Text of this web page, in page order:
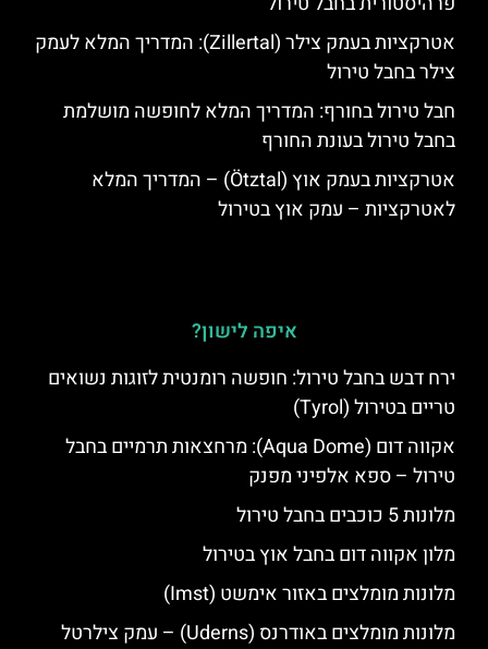
אטרקציות בעמק צילר (Zillertal): המדריך המלא לעמק
צילר בחבל טירול
חבל טירול בחורף: המדריך המלא לחופשה מושלמת
בחבל טירול בעונת החורף
אטרקציות בעמק אוץ (Ötztal) – המדריך המלא
לאטרקציות – עמק אוץ בטירול
איפה לישון?
ירח דבש בחבל טירול: חופשה רומנטית לזוגות נשואים
טריים בטירול (Tyrol)
אקווה דום (Aqua Dome): מרחצאות תרמיים בחבל
טירול – ספא אלפיני מפנק
מלונות 5 כוכבים בחבל טירול
מלון אקווה דום בחבל אוץ בטירול
מלונות מומלצים באזור אימשט (Imst)
מלונות מומלצים באודרנס (Uderns) – עמק צילרטל